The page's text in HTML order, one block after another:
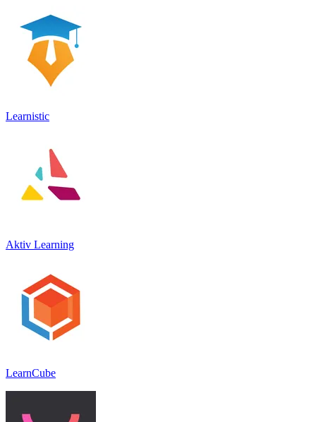
Learnistic
Aktiv Learning
LearnCube